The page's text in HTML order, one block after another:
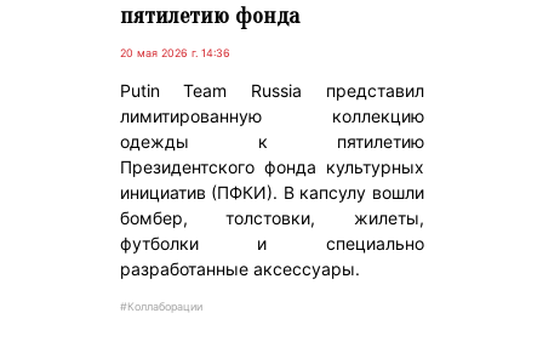
пятилетию фонда
20 мая 2026 г. 14:36
Putin Team Russia представил
лимитированную коллекцию
одежды к пятилетию
Президентского фонда культурных
инициатив (ПФКИ). В капсулу вошли
бомбер, толстовки, жилеты,
футболки и специально
разработанные аксессуары.
#Коллаборации